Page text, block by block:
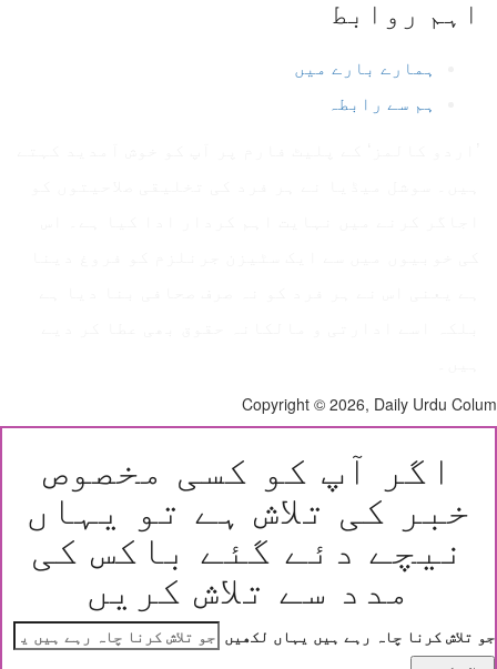
اہم روابط
ہمارے بارے میں
ہم سے رابطہ
Copyright © 2026, Daily Urdu
اگر آپ کو کسی مخصوص
خبر کی تلاش ہے تو یہاں
نیچے دئے گئے باکس کی
مدد سے تلاش کریں
تلاش کرنا چاہ رہے ہیں یہاں لکھیں